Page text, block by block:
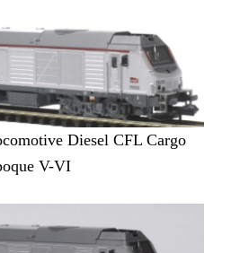
Diesel CFL Cargo
V-VI